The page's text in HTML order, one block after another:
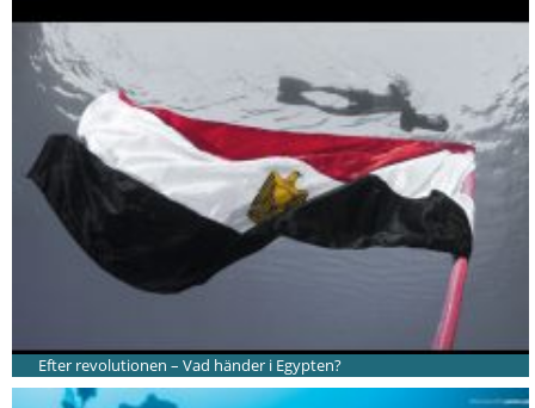
Efter revolutionen – Vad händer i Egypten?